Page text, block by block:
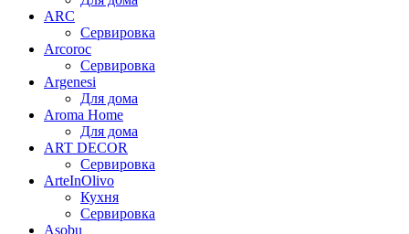
ARC
Сервировка
Arcoroc
Сервировка
Argenesi
Для дома
Aroma Home
Для дома
ART DECOR
Сервировка
ArteInOlivo
Кухня
Сервировка
Asobu